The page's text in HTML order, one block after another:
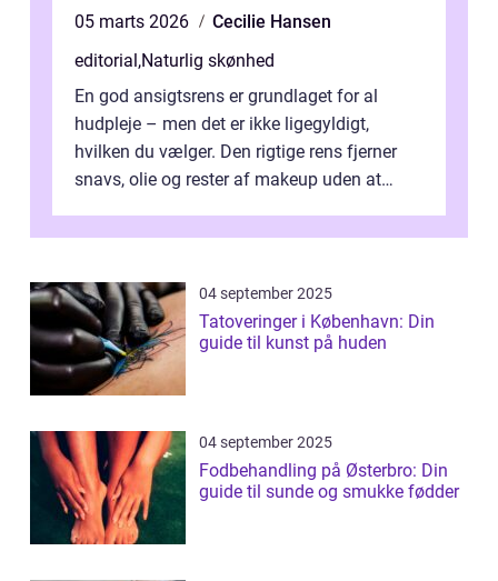
05 marts 2026
Cecilie Hansen
editorial,Naturlig skønhed
En god ansigtsrens er grundlaget for al
hudpleje – men det er ikke ligegyldigt,
hvilken du vælger. Den rigtige rens fjerner
snavs, olie og rester af makeup uden at
04 september 2025
Tatoveringer i København: Din
guide til kunst på huden
04 september 2025
Fodbehandling på Østerbro: Din
guide til sunde og smukke fødder